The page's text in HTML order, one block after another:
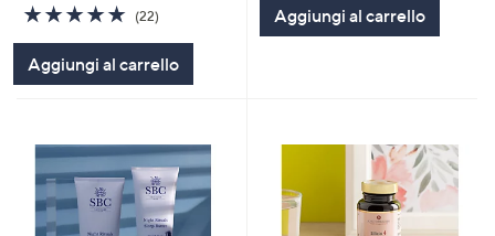
4.7
of
Stars
(22)22
Aggiungi al carrello
Stars
Aggiungi al carrello